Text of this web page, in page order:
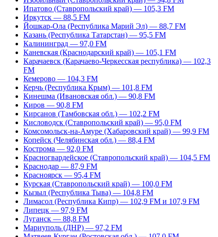
Ипатово (Ставропольский край) — 105,3 FM
Иркутск — 88,5 FM
Йошкар-Ола (Республика Марий Эл) — 88,7 FM
Казань (Республика Татарстан) — 95,5 FM
Калининград — 97,0 FM
Каневская (Краснодарский край) — 105,1 FM
Карачаевск (Карачаево-Черкесская республика) — 102,3
FM
Кемерово — 104,3 FM
Керчь (Республика Крым) — 101,8 FM
Кинешма (Ивановская обл.) — 90,8 FM
Киров — 90,8 FM
Кирсанов (Тамбовская обл.) — 102,2 FM
Кисловодск (Ставропольский край) — 95,0 FM
Комсомольск-на-Амуре (Хабаровский край) — 99,9 FM
Копейск (Челябинская обл.) — 88,4 FM
Кострома — 92,0 FM
Красногвардейское (Ставропольский край) — 104,5 FM
Краснодар — 87,9 FM
Красноярск — 95,4 FM
Курская (Ставропольский край) — 100,0 FM
Кызыл (Республика Тыва) — 104,8 FM
Лимасол (Республика Кипр) — 102,9 FM и 107,9 FM
Липецк — 97,9 FM
Луганск — 88,8 FM
Мариуполь (ДНР) — 97,2 FM